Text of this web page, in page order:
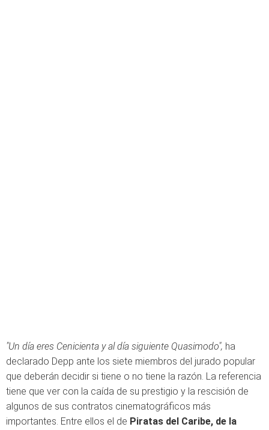
"Un día eres Cenicienta y al día siguiente Quasimodo", ha
declarado Depp ante los siete miembros del jurado popular
que deberán decidir si tiene o no tiene la razón. La referencia
tiene que ver con la caída de su prestigio y la rescisión de
algunos de sus contratos cinematográficos más
importantes. Entre ellos el de Piratas del Caribe, de la